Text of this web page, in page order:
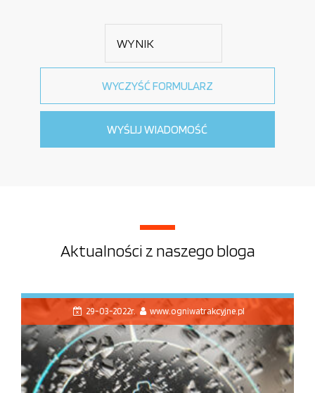
Aktualności z naszego bloga
29-03-2022r. www.ogniwatrakcyjne.pl